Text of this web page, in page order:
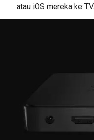
atau iOS mereka ke TV.